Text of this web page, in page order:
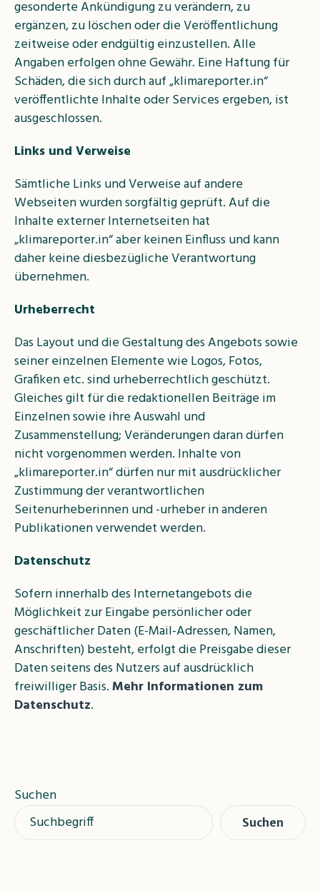
gesonderte Ankündigung zu verändern, zu
ergänzen, zu löschen oder die Veröffentlichung
zeitweise oder endgültig einzustellen. Alle
Angaben erfolgen ohne Gewähr. Eine Haftung für
Schäden, die sich durch auf „klimareporter.in“
veröffentlichte Inhalte oder Services ergeben, ist
ausgeschlossen.
Links und Verweise
Sämtliche Links und Verweise auf andere
Webseiten wurden sorgfältig geprüft. Auf die
Inhalte externer Internetseiten hat
„klimareporter.in“ aber keinen Einfluss und kann
daher keine diesbezügliche Verantwortung
übernehmen.
Urheberrecht
Das Layout und die Gestaltung des Angebots sowie
seiner einzelnen Elemente wie Logos, Fotos,
Grafiken etc. sind urheberrechtlich geschützt.
Gleiches gilt für die redaktionellen Beiträge im
Einzelnen sowie ihre Auswahl und
Zusammenstellung; Veränderungen daran dürfen
nicht vorgenommen werden. Inhalte von
„klimareporter.in“ dürfen nur mit ausdrücklicher
Zustimmung der verantwortlichen
Seitenurheberinnen und -urheber in anderen
Publikationen verwendet werden.
Datenschutz
Sofern innerhalb des Internetangebots die
Möglichkeit zur Eingabe persönlicher oder
geschäftlicher Daten (E-Mail-Adressen, Namen,
Anschriften) besteht, erfolgt die Preisgabe dieser
Daten seitens des Nutzers auf ausdrücklich
freiwilliger Basis.Mehr Informationen zum
Datenschutz.
Suchen
Suchen